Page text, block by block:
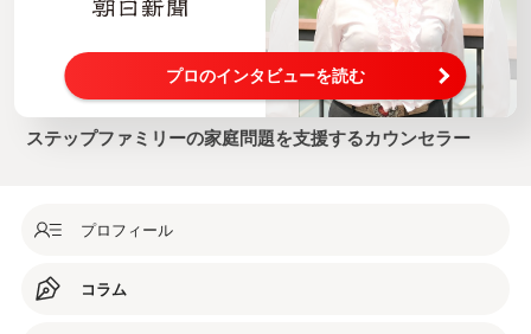
プロのインタビューを読む
ステップファミリーの家庭問題を支援するカウンセラー
プロフィール
コラム